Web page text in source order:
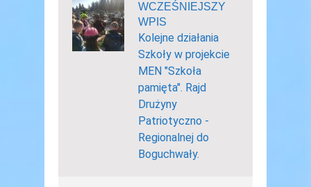
WCZEŚNIEJSZY
WPIS
Kolejne działania
Szkoły w projekcie
MEN "Szkoła
pamięta". Rajd
Drużyny
Patriotyczno -
Regionalnej do
Boguchwały.